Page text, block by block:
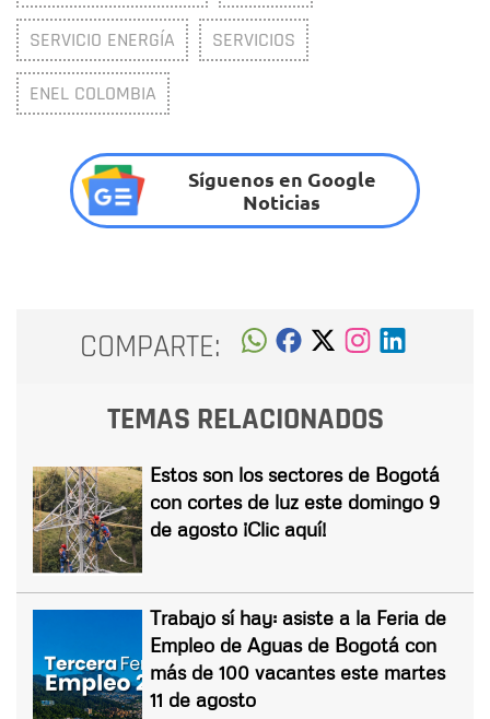
SERVICIO ENERGÍA SERVICIOS
ENEL COLOMBIA
Síguenos en Google
Noticias
COMPARTE:
TEMAS RELACIONADOS
Estos son los sectores de Bogotá
con cortes de luz este domingo 9
de agosto ¡Clic aquí!
Trabajo sí hay: asiste a la Feria de
Empleo de Aguas de Bogotá con
más de 100 vacantes este martes
11 de agosto